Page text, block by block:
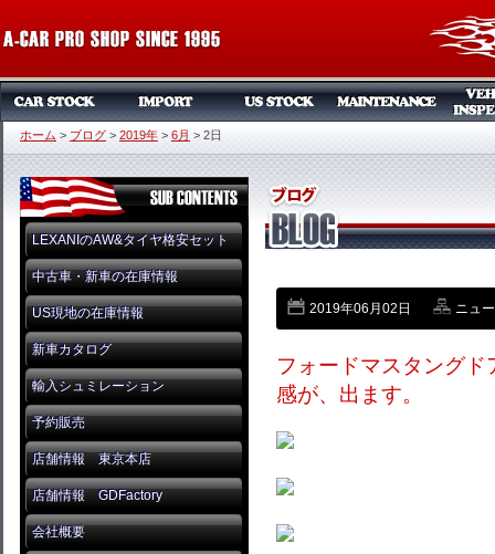
ホーム > ブログ > 2019年 > 6月 > 2日
LEXANIのAW&タイヤ格安セット
中古車・新車の在庫情報
US現地の在庫情報
新車カタログ
輸入シュミレーション
予約販売
店舗情報 東京本店
店舗情報 GDFactory
会社概要
2019年06月02日 ニュ
フォードマスタング
感が、出ます。